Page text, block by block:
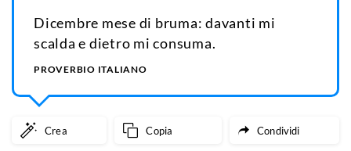
Dicembre mese di bruma: davanti mi
scalda e dietro mi consuma.
PROVERBIO ITALIANO
Crea Copia Condividi